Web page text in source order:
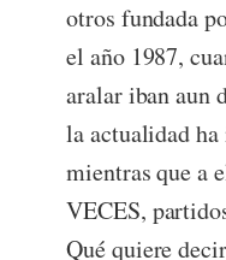
otros fundada
el año 1987,
aralar iban aun
la actualidad
mientras que a
VECES,
Qué quiere